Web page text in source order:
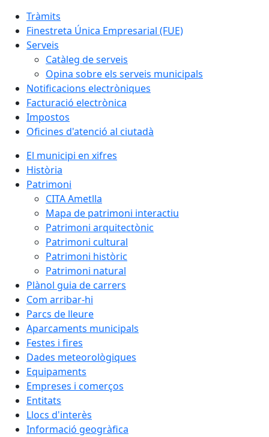
Tràmits
Finestreta Única Empresarial (FUE)
Serveis
Catàleg de serveis
Opina sobre els serveis municipals
Notificacions electròniques
Facturació electrònica
Impostos
Oficines d'atenció al ciutadà
El municipi en xifres
Història
Patrimoni
CITA Ametlla
Mapa de patrimoni interactiu
Patrimoni arquitectònic
Patrimoni cultural
Patrimoni històric
Patrimoni natural
Plànol guia de carrers
Com arribar-hi
Parcs de lleure
Aparcaments municipals
Festes i fires
Dades meteorològiques
Equipaments
Empreses i comerços
Entitats
Llocs d'interès
Informació geogràfica